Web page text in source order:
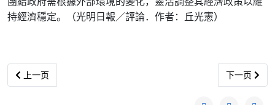
持經濟穩定。（光明日報／評論．作者：丘光憲）
上一篇文章: 社评：世界经济的下一站仍看好中国
上一页 下一篇文章:
下一页